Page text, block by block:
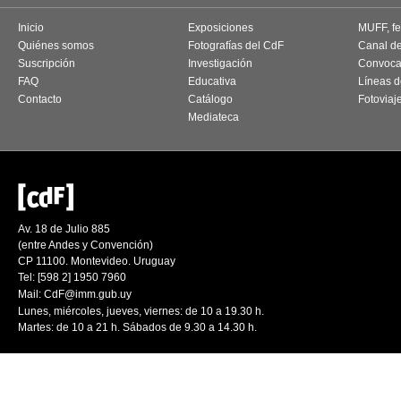
Inicio
Quiénes somos
Suscripción
FAQ
Contacto
Exposiciones
Fotografías del CdF
Investigación
Educativa
Catálogo
Mediateca
MUFF,
Canal
Líneas
Av. 18 de Julio 885
(entre Andes y Convención)
CP 11100. Montevideo. Uruguay
Tel: [598 2] 1950 7960
Mail: CdF@imm.gub.uy
Lunes, miércoles, jueves, viernes: de 10 a 19.30 h.
Martes: de 10 a 21 h. Sábados de 9.30 a 14.30 h.